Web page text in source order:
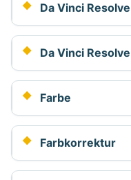
Da Vinci
Da Vinci
Farbe
Farbkorrektur